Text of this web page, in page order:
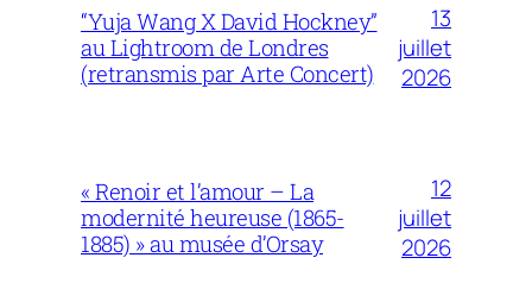
“Yuja Wang X David Hockney”
au Lightroom de Londres
(retransmis par Arte Concert)
13
juillet
2026
« Renoir et l’amour – La
modernité heureuse (1865-
1885) » au musée d’Orsay
12
juillet
2026